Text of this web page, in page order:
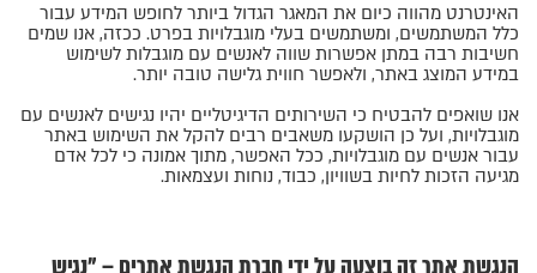
האינטרנט מהווה כיום את המאגר הגדול ביותר לחופש המידע עבור
כלל המשתמשים, ומשתמשים בעלי מוגבלויות בפרט. ככזה, אנו שמים
חשיבות רבה במתן אפשרות שווה לאנשים עם מוגבלות לשימוש
במידע המוצג באתר, ולאפשר חווית גלישה טובה יותר.
אנו שואפים להבטיח כי השירותים הדיגיטליים יהיו נגישים לאנשים עם
מוגבלויות, ועל כן הושקעו משאבים רבים להקל את השימוש באתר
עבור אנשים עם מוגבלויות, ככל האפשר, מתוך אמונה כי לכל אדם
מגיעה הזכות לחיות בשוויון, כבוד, נוחות ועצמאות.
הנגשת אתר זה בוצעה על ידי חברת הנגשת אתרים – "נגיש